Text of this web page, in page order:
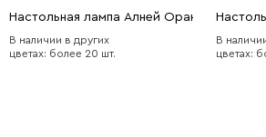
Настольная лампа Алней Оранжевый
В наличии в других
цветах: более 20 шт.
В
цветах: